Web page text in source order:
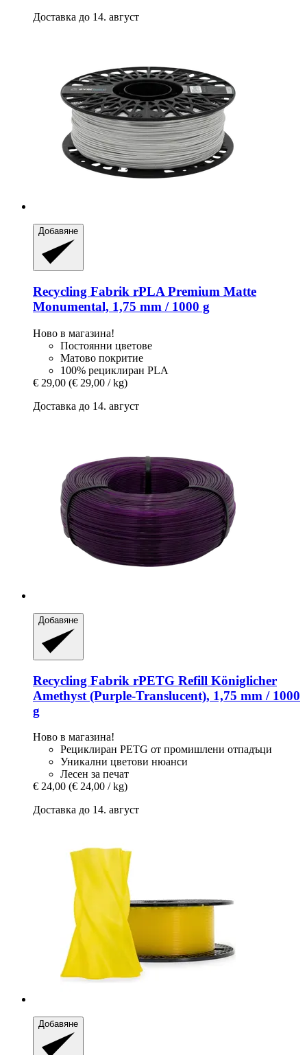
Доставка до 14. август
Добавяне
Recycling Fabrik rPLA Premium Matte
Monumental, 1,75 mm / 1000 g
Ново в магазина!
Постоянни цветове
Матово покритие
100% рециклиран PLA
€ 29,00 (€ 29,00 / kg)
Доставка до 14. август
Добавяне
Recycling Fabrik rPETG Refill Königlicher
Amethyst (Purple-​Translucent), 1,75 mm / 1000
g
Ново в магазина!
Рециклиран PETG от промишлени отпадъци
Уникални цветови нюанси
Лесен за печат
€ 24,00 (€ 24,00 / kg)
Доставка до 14. август
Добавяне